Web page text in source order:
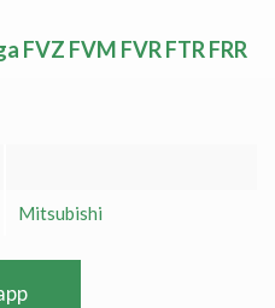
FVZ FVM FVR FTR FRR
Mitsubishi